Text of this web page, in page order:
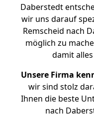
Daberstedt
wir uns darauf
Remscheid nach
möglich zu
damit
Unsere Firma
wir sind stolz
Ihnen die beste
nach